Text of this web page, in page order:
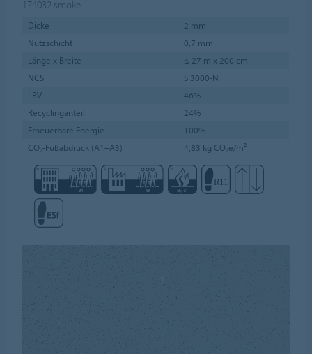
174032 smoke
Dicke
2 mm
Nutzschicht
0,7 mm
Länge x Breite
≤ 27 m x 200 cm
NCS
S 3000-N
LRV
46%
Recyclinganteil
24%
Erneuerbare Energie
100%
CO₂-Fußabdruck (A1–A3)
4,83 kg CO₂e/m²